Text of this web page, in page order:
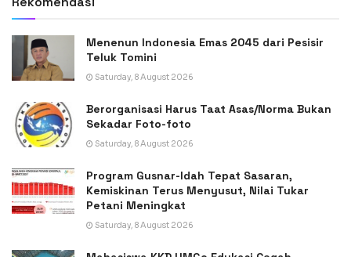
Menenun Indonesia Emas 2045 dari Pesisir
Teluk Tomini
Saturday, 8 August 2026
Berorganisasi Harus Taat Asas/Norma Bukan
Sekadar Foto-foto
Saturday, 8 August 2026
Program Gusnar-Idah Tepat Sasaran,
Kemiskinan Terus Menyusut, Nilai Tukar
Petani Meningkat
Saturday, 8 August 2026